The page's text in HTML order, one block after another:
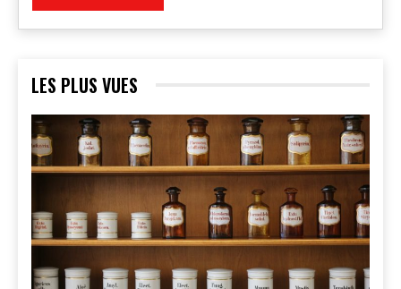
LES PLUS VUES